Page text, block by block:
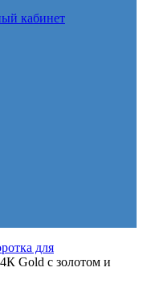
кабинет
для
Gold с золотом и